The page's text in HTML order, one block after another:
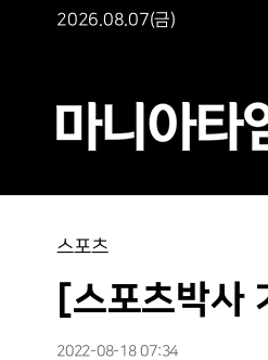
2026.08.07(금)
스포츠
[스포츠박사
2022-08-18 07:34